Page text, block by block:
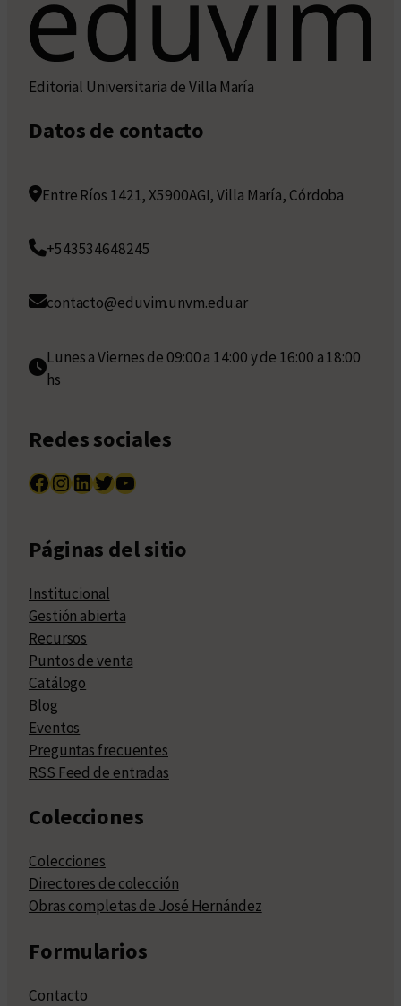
Editorial Universitaria de Villa María
Datos de contacto
Entre Ríos 1421, X5900AGI, Villa María, Córdoba
+543534648245
contacto@eduvim.unvm.edu.ar
Lunes a Viernes de 09:00 a 14:00 y de 16:00 a 18:00
hs
Redes sociales
Facebook InstagramLinkedIn Twitter YouTube
Páginas del sitio
Institucional
Gestión abierta
Recursos
Puntos de venta
Catálogo
Blog
Eventos
Preguntas frecuentes
RSS Feed de entradas
Colecciones
Colecciones
Directores de colección
Obras completas de José Hernández
Formularios
Contacto